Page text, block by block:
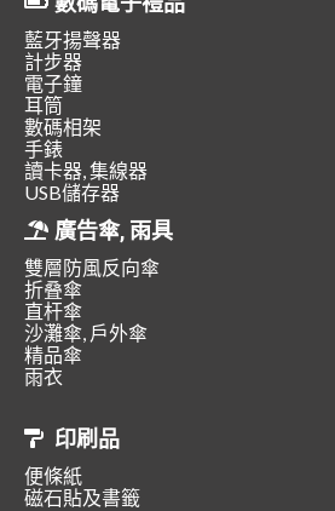
藍牙揚聲器
計步器
電子鐘
耳筒
數碼相架
手錶
讀卡器, 集線器
USB儲存器
廣告傘, 雨具
雙層防風反向傘
折叠傘
直杆傘
沙灘傘, 戶外傘
精品傘
雨衣
印刷品
便條紙
磁石貼及書籤